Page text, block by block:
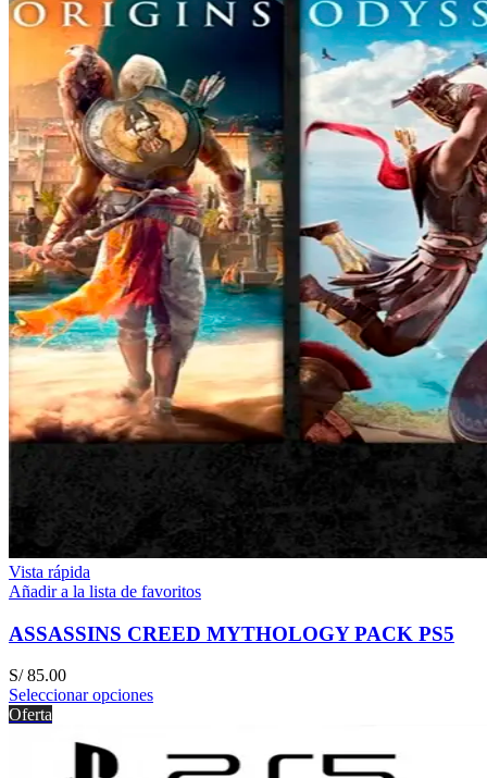
Vista rápida
Añadir a la lista de favoritos
ASSASSINS CREED MYTHOLOGY PACK PS5
S/85.00
Seleccionar opciones
Oferta